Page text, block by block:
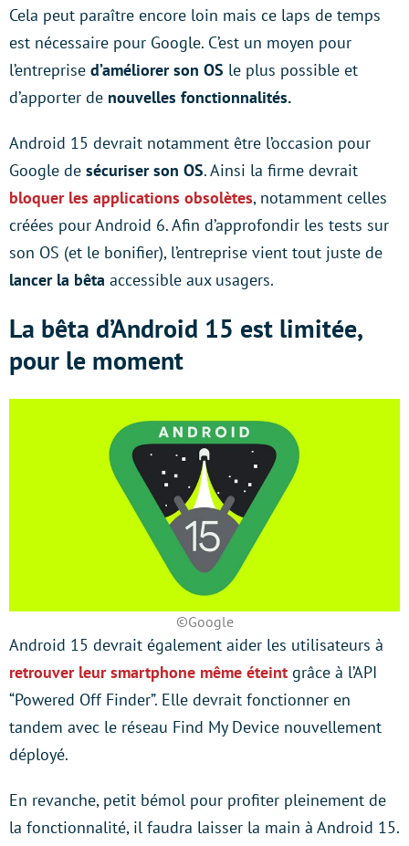
Cela peut paraître encore loin mais ce laps de temps
est nécessaire pour Google. C’est un moyen pour
l’entreprise d’améliorer son OS le plus possible et
d’apporter de nouvelles fonctionnalités.
Android 15 devrait notamment être l’occasion pour
Google de sécuriser son OS. Ainsi la firme devrait
bloquer les applications obsolètes, notamment celles
créées pour Android 6. Afin d’approfondir les tests sur
son OS (et le bonifier), l’entreprise vient tout juste de
lancer la bêta accessible aux usagers.
La bêta d’Android 15 est limitée,
pour le moment
©Google
Android 15 devrait également aider les utilisateurs à
retrouver leur smartphone même éteint grâce à l’API
“Powered Off Finder”. Elle devrait fonctionner en
tandem avec le réseau Find My Device nouvellement
déployé.
En revanche, petit bémol pour profiter pleinement de
la fonctionnalité, il faudra laisser la main à Android 15.